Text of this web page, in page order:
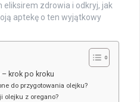
zdrowia i odkryj, jak
aptekę o ten wyjątkowy
krok po kroku
do przygotowania olejku?
olejku z oregano?